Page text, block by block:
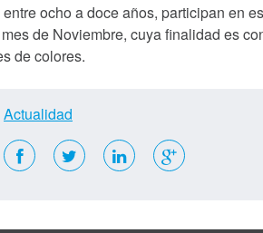
ocho a doce años, participan en
de Noviembre, cuya finalidad es
de colores.
Actualidad